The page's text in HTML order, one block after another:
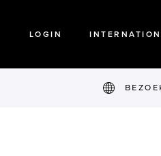
LOGIN